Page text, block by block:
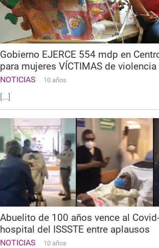
Gobierno EJERCE 554 mdp en
para mujeres VÍCTIMAS de violencia
NOTICIAS 10 años
[...]
Abuelito de 100 años vence al
hospital del ISSSTE entre aplausos
NOTICIAS 10 años